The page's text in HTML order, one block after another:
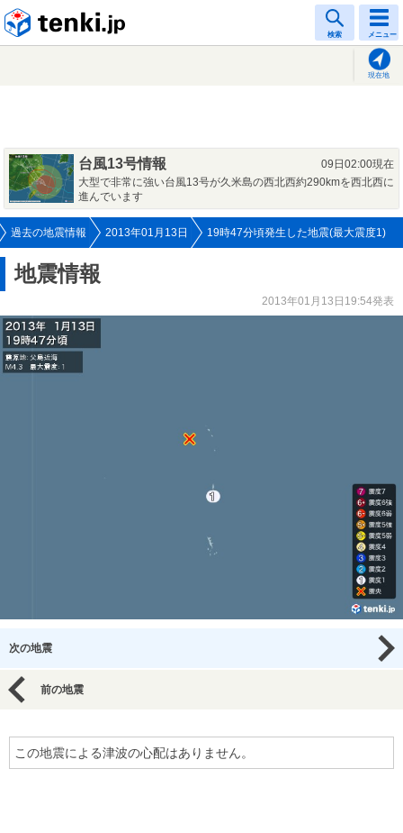
検索 メニュー
現在地
台風13号情報
09日02:00現在
大型で非常に強い台風13号が久米島の西北西約290kmを西北西に
進んでいます
過去の地震情報 2013年01月13日 19時47分頃発生した地震(最大震度1)
地震情報
2013年01月13日19:54発表
次の地震
前の地震
この地震による津波の心配はありません。